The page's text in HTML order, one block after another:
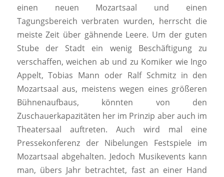
einen neuen Mozartsaal und einen
Tagungsbereich verbraten wurden, herrscht die
meiste Zeit über gähnende Leere. Um der guten
Stube der Stadt ein wenig Beschäftigung zu
verschaffen, weichen ab und zu Komiker wie Ingo
Appelt, Tobias Mann oder Ralf Schmitz in den
Mozartsaal aus, meistens wegen eines größeren
Bühnenaufbaus, könnten von den
Zuschauerkapazitäten her im Prinzip aber auch im
Theatersaal auftreten. Auch wird mal eine
Pressekonferenz der Nibelungen Festspiele im
Mozartsaal abgehalten. Jedoch Musikevents kann
man, übers Jahr betrachtet, fast an einer Hand